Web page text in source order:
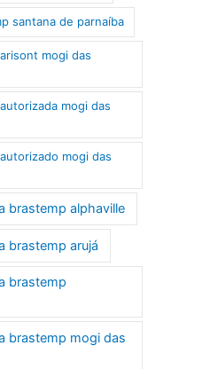
santana de parnaíba
mogi das
mogi das
mogi das
brastemp alphaville
brastemp arujá
brastemp
brastemp mogi das